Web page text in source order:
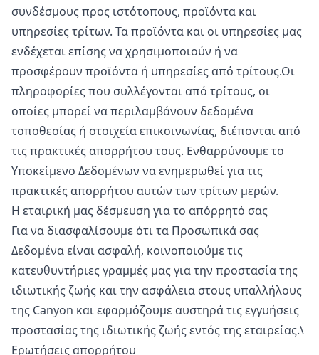
συνδέσμους προς ιστότοπους, προϊόντα και
υπηρεσίες τρίτων. Τα προϊόντα και οι υπηρεσίες μας
ενδέχεται επίσης να χρησιμοποιούν ή να
προσφέρουν προϊόντα ή υπηρεσίες από τρίτους.Οι
πληροφορίες που συλλέγονται από τρίτους, οι
οποίες μπορεί να περιλαμβάνουν δεδομένα
τοποθεσίας ή στοιχεία επικοινωνίας, διέπονται από
τις πρακτικές απορρήτου τους. Ενθαρρύνουμε το
Υποκείμενο Δεδομένων να ενημερωθεί για τις
πρακτικές απορρήτου αυτών των τρίτων μερών.
Η εταιρική μας δέσμευση για το απόρρητό σας
Για να διασφαλίσουμε ότι τα Προσωπικά σας
Δεδομένα είναι ασφαλή, κοινοποιούμε τις
κατευθυντήριες γραμμές μας για την προστασία της
ιδιωτικής ζωής και την ασφάλεια στους υπαλλήλους
της Canyon και εφαρμόζουμε αυστηρά τις εγγυήσεις
προστασίας της ιδιωτικής ζωής εντός της εταιρείας.\
Ερωτήσεις απορρήτου